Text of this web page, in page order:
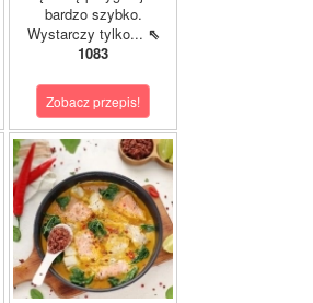
bardzo szybko.
Wystarczy tylko... ⇖
1083
Zobacz przepis!